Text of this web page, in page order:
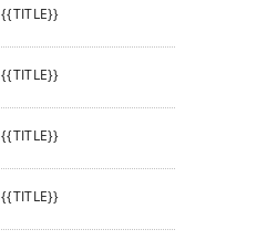
{{TITLE}}
{{TITLE}}
{{TITLE}}
{{TITLE}}